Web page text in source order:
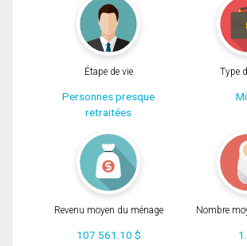
Étape de vie
Personnes presque
retraitées
Type
Revenu moyen du ménage
107 561.10 $
Nombre